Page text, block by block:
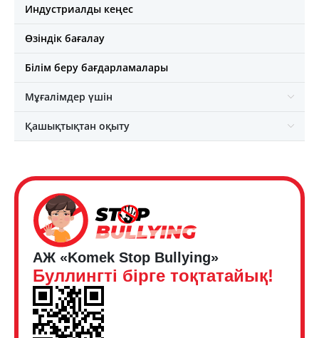
Индустриалды кеңес
Өзіндік бағалау
Білім беру бағдарламалары
Мұғалімдер үшін
Қашықтықтан оқыту
АЖ «Komek Stop Bullying»
Буллингті бірге тоқтатайық!